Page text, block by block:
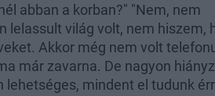
abban a korban?" "Nem, nem
lelassult világ volt, nem hiszem,
Akkor még nem volt
már zavarna. De nagyon
lehetséges, mindent el tudunk